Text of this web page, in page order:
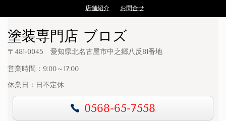
店舗紹介
お問合せ
塗装専門店 ブロズ
〒481-0045 愛知県北名古屋市中之郷八反81番地
営業時間：9:00～17:00
休業日：日不定休
0568-65-7558